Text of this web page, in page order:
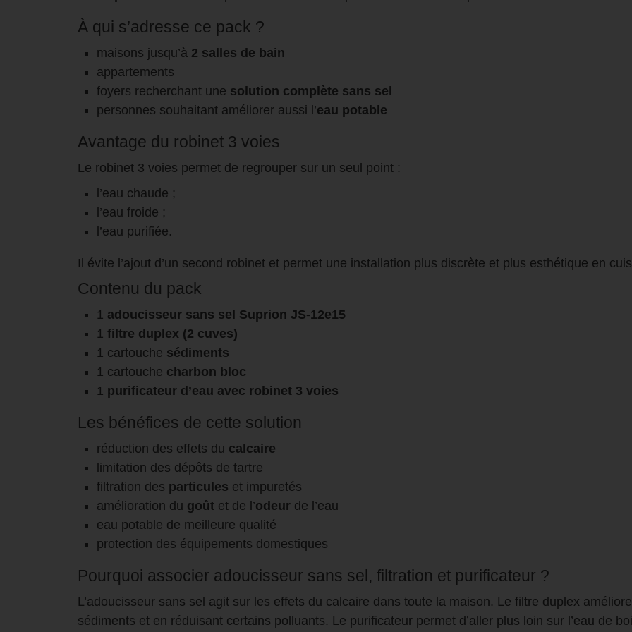
À qui s’adresse ce pack ?
maisons jusqu’à 2 salles de bain
appartements
foyers recherchant une solution complète sans sel
personnes souhaitant améliorer aussi l’eau potable
Avantage du robinet 3 voies
Le robinet 3 voies permet de regrouper sur un seul point :
l’eau chaude ;
l’eau froide ;
l’eau purifiée.
Il évite l’ajout d’un second robinet et permet une installation plus discrète et plus esthétique en
Contenu du pack
1 adoucisseur sans sel Suprion JS-12e15
1filtre duplex (2 cuves)
1 cartouche sédiments
1 cartouche charbon bloc
1 purificateur d’eau avec robinet 3 voies
Les bénéfices de cette solution
réduction des effets du calcaire
limitation des dépôts de tartre
filtration des particules et impuretés
amélioration du goût et de l’odeur de l’eau
eau potable de meilleure qualité
protection des équipements domestiques
Pourquoi associer adoucisseur sans sel, filtration et purificateur ?
L’adoucisseur sans sel agit sur les effets du calcaire dans toute la maison. Le filtre duplex
sédiments et en réduisant certains polluants. Le purificateur permet d’aller plus loin sur l’eau de